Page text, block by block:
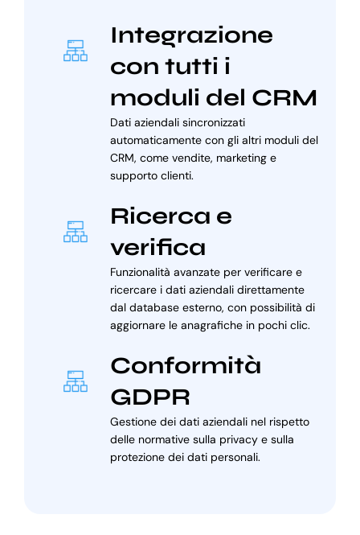
Integrazione
con tutti i
moduli del CRM
Dati aziendali sincronizzati
automaticamente con gli altri moduli del
CRM, come vendite, marketing e
supporto clienti.
Ricerca e
verifica
Funzionalità avanzate per verificare e
ricercare i dati aziendali direttamente
dal database esterno, con possibilità di
aggiornare le anagrafiche in pochi clic.
Conformità
GDPR
Gestione dei dati aziendali nel rispetto
delle normative sulla privacy e sulla
protezione dei dati personali.